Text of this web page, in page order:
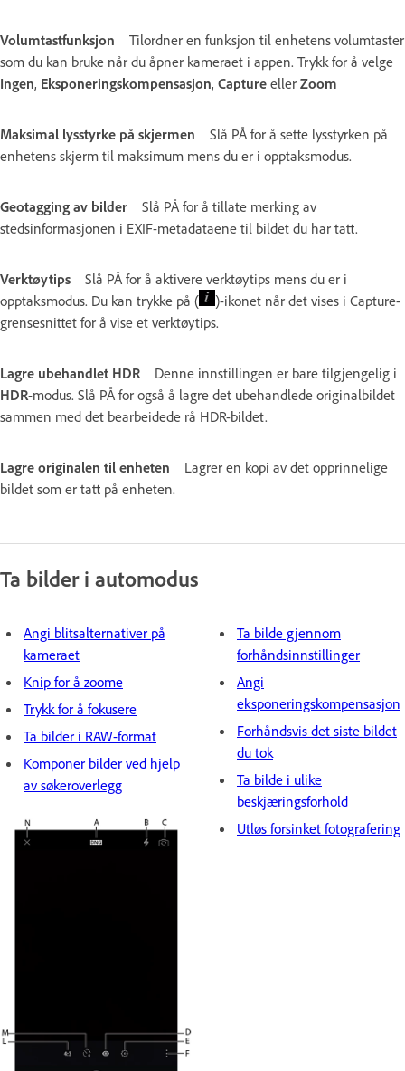
Volumtastfunksjon
Tilordner en funksjon til enhetens volumtaster
som du kan bruke når du åpner kameraet i appen. Trykk for å velge
Ingen, Eksponeringskompensasjon, Capture eller Zoom
Maksimal lysstyrke på skjermen
Slå PÅ for å sette lysstyrken på
enhetens skjerm til maksimum mens du er i opptaksmodus.
Geotagging av bilder
Slå PÅ for å tillate merking av
stedsinformasjonen i EXIF-metadataene til bildet du har tatt.
Verktøytips
Slå PÅ for å aktivere verktøytips mens du er i
opptaksmodus. Du kan trykke på (
)-ikonet når det vises i Capture-
grensesnittet for å vise et verktøytips.
Lagre ubehandlet HDR
Denne innstillingen er bare tilgjengelig i
HDR-modus. Slå PÅ for også å lagre det ubehandlede originalbildet
sammen med det bearbeidede rå HDR-bildet.
Lagre originalen til enheten
Lagrer en kopi av det opprinnelige
bildet som er tatt på enheten.
Ta bilder i automodus
Angi blitsalternativer på
kameraet
Knip for å zoome
Trykk for å fokusere
Ta bilder i RAW-format
Komponer bilder ved hjelp
av søkeroverlegg
Ta bilde gjennom
forhåndsinnstillinger
Angi
eksponeringskompensasjon
Forhåndsvis det siste bildet
du tok
Ta bilde i ulike
beskjæringsforhold
Utløs forsinket fotografering